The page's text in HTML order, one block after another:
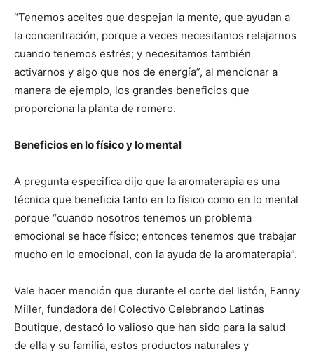
“Tenemos aceites que despejan la mente, que ayudan a
la concentración, porque a veces necesitamos relajarnos
cuando tenemos estrés; y necesitamos también
activarnos y algo que nos de energía”, al mencionar a
manera de ejemplo, los grandes beneficios que
proporciona la planta de romero.
Beneficios en lo físico y lo mental
A pregunta especifica dijo que la aromaterapia es una
técnica que beneficia tanto en lo físico como en lo mental
porque “cuando nosotros tenemos un problema
emocional se hace físico; entonces tenemos que trabajar
mucho en lo emocional, con la ayuda de la aromaterapia”.
Vale hacer mención que durante el corte del listón, Fanny
Miller, fundadora del Colectivo Celebrando Latinas
Boutique, destacó lo valioso que han sido para la salud
de ella y su familia, estos productos naturales y